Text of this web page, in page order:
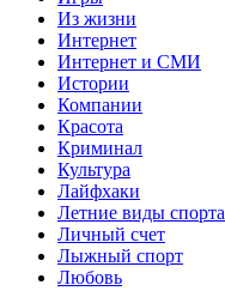
Из жизни
Интернет
Интернет и СМИ
Истории
Компании
Красота
Криминал
Культура
Лайфхаки
Летние виды спорта
Личный счет
Лыжный спорт
Любовь